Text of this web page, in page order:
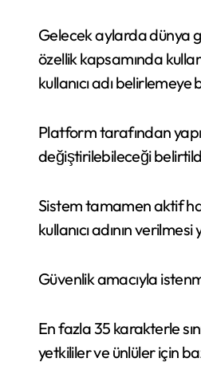
Gelecek aylarda dünya
özellik kapsamında
kullanıcı adı belirlemeye
Platform tarafından
değiştirilebileceği
Sistem tamamen aktif
kullanıcı adının
Güvenlik amacıyla
En fazla 35 karakterle
yetkililer ve ünlüler için